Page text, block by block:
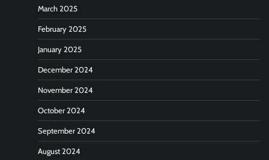
March 2025
February 2025
January 2025
December 2024
November 2024
October 2024
September 2024
August 2024